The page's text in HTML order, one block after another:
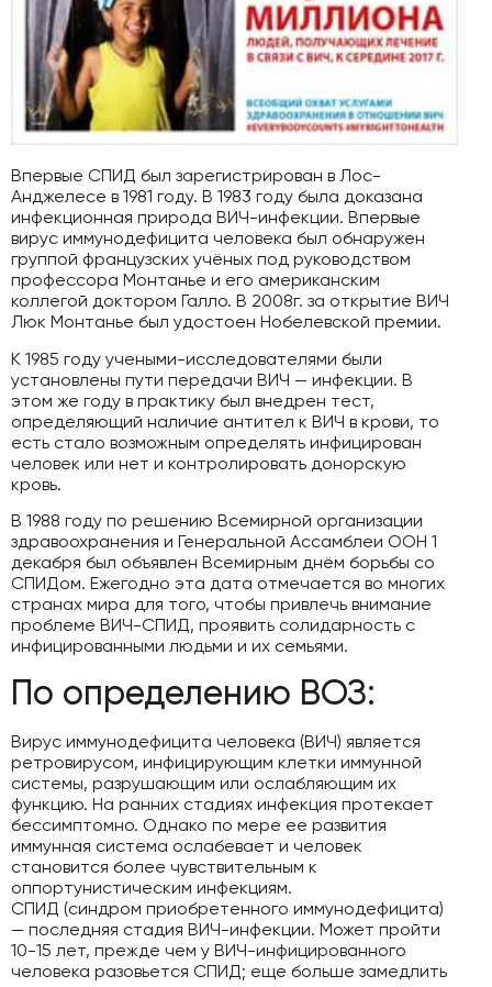
Впервые СПИД был зарегистрирован в Лос-
Анджелесе в 1981 году. В 1983 году была доказана
инфекционная природа ВИЧ-инфекции. Впервые
вирус иммунодефицита человека был обнаружен
группой французских учёных под руководством
профессора Монтанье и его американским
коллегой доктором Галло. В 2008г. за открытие ВИЧ
Люк Монтанье был удостоен Нобелевской премии.
К 1985 году учеными-исследователями были
установлены пути передачи ВИЧ — инфекции. В
этом же году в практику был внедрен тест,
определяющий наличие антител к ВИЧ в крови, то
есть стало возможным определять инфицирован
человек или нет и контролировать донорскую
кровь.
В 1988 году по решению Всемирной организации
здравоохранения и Генеральной Ассамблеи ООН 1
декабря был объявлен Всемирным днём борьбы со
СПИДом. Ежегодно эта дата отмечается во многих
странах мира для того, чтобы привлечь внимание
проблеме ВИЧ-СПИД, проявить солидарность с
инфицированными людьми и их семьями.
По определению ВОЗ:
Вирус иммунодефицита человека (ВИЧ) является
ретровирусом, инфицирующим клетки иммунной
системы, разрушающим или ослабляющим их
функцию. На ранних стадиях инфекция протекает
бессимптомно. Однако по мере ее развития
иммунная система ослабевает и человек
становится более чувствительным к
оппортунистическим инфекциям.
СПИД (синдром приобретенного иммунодефицита)
— последняя стадия ВИЧ-инфекции. Может пройти
10-15 лет, прежде чем у ВИЧ-инфицированного
человека разовьется СПИД; еще больше замедлить